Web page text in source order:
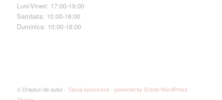
Luni-Vineri: 17:00-19:00
Sambata: 10:00-18:00
Duminica: 10:00-18:00
© Drepturi de autor - Tatuaj sprancene- powered by Enfold WordPress